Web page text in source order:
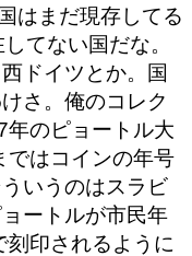
はまだ現存してる
てない国だな。
ドイツとか。国
さ。俺のコレク
年のピョートル大
ではコインの年号
いうのはスラビ
ートルが市民年
印されるように